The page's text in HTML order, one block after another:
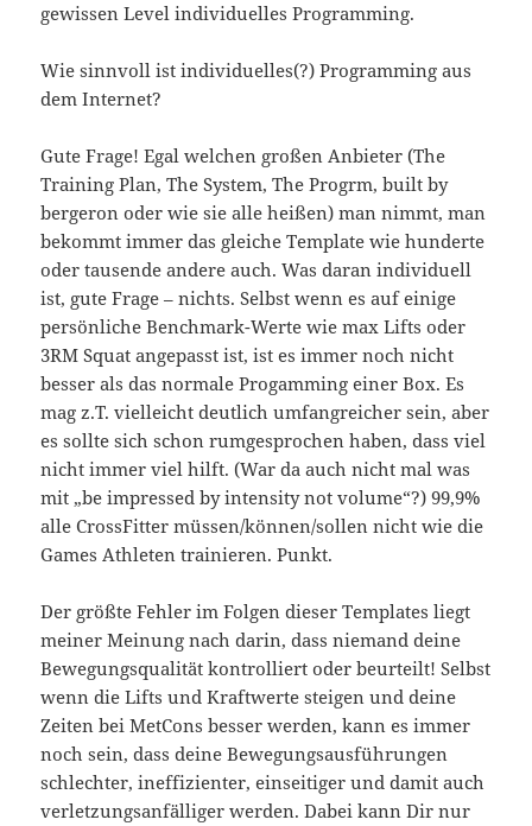
gewissen Level individuelles Programming.
Wie sinnvoll ist individuelles(?) Programming aus
dem Internet?
Gute Frage! Egal welchen großen Anbieter (The
Training Plan, The System, The Progrm, built by
bergeron oder wie sie alle heißen) man nimmt, man
bekommt immer das gleiche Template wie hunderte
oder tausende andere auch. Was daran individuell
ist, gute Frage – nichts. Selbst wenn es auf einige
persönliche Benchmark-Werte wie max Lifts oder
3RM Squat angepasst ist, ist es immer noch nicht
besser als das normale Progamming einer Box. Es
mag z.T. vielleicht deutlich umfangreicher sein, aber
es sollte sich schon rumgesprochen haben, dass viel
nicht immer viel hilft. (War da auch nicht mal was
mit „be impressed by intensity not volume“?) 99,9%
alle CrossFitter müssen/können/sollen nicht wie die
Games Athleten trainieren. Punkt.
Der größte Fehler im Folgen dieser Templates liegt
meiner Meinung nach darin, dass niemand deine
Bewegungsqualität kontrolliert oder beurteilt! Selbst
wenn die Lifts und Kraftwerte steigen und deine
Zeiten bei MetCons besser werden, kann es immer
noch sein, dass deine Bewegungsausführungen
schlechter, ineffizienter, einseitiger und damit auch
verletzungsanfälliger werden. Dabei kann Dir nur